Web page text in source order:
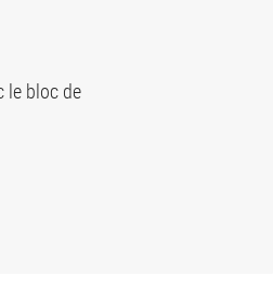
le bloc de